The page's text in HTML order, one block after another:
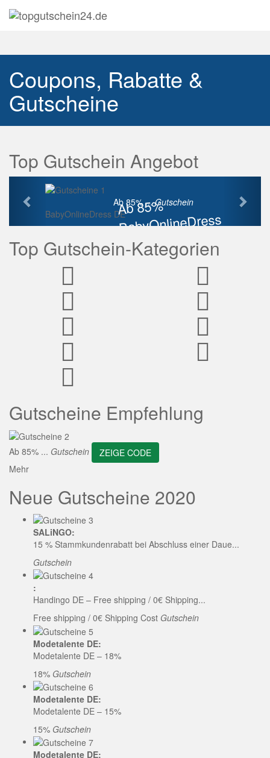
Coupons, Rabatte &
Gutscheine
Top Gutschein Angebot
Ab 85%
BabyOnlineDress
Rabatt
Ab 85% ...Gutschein
BabyOnlineDress DE
Vorherige
Top Gutschein-Kategorien
Gutscheine Empfehlung
Ab 85% ... Gutschein
ZEIGE CODE
Mehr
Neue Gutscheine 2020
SALiNGO:
15 % Stammkundenrabatt bei Abschluss einer Daue...
Gutschein
:
Handingo DE – Free shipping / 0€ Shipping...
Free shipping / 0€ Shipping Cost Gutschein
Modetalente DE:
Modetalente DE – 18%
18% Gutschein
Modetalente DE:
Modetalente DE – 15%
15% Gutschein
Modetalente DE: